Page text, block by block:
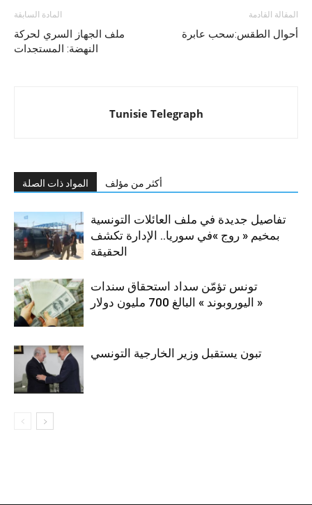
المادة السابقة
ملف الجهاز السري لحركة
النهضة: المستجدات
المقالة القادمة
أحوال الطقس:سحب عابرة
Tunisie Telegraph
المواد ذات الصلة أكثر من مؤلف
تفاصيل جديدة في ملف العائلات التونسية
بمخيم « روج »في سوريا.. الإدارة تكشف
الحقيقة
تونس تؤمّن سداد استحقاق سندات
« اليوروبوند » البالغ 700 مليون دولار
تبون يستقبل وزير الخارجية التونسي